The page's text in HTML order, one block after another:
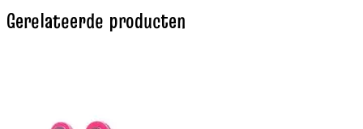
Gerelateerde producten